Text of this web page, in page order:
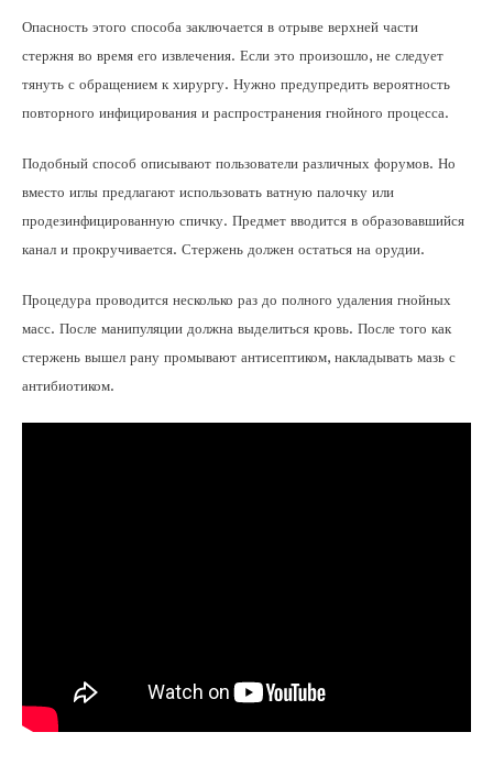
Опасность этого способа заключается в отрыве верхней части
стержня во время его извлечения. Если это произошло, не следует
тянуть с обращением к хирургу. Нужно предупредить вероятность
повторного инфицирования и распространения гнойного процесса.
Подобный способ описывают пользователи различных форумов. Но
вместо иглы предлагают использовать ватную палочку или
продезинфицированную спичку. Предмет вводится в образовавшийся
канал и прокручивается. Стержень должен остаться на орудии.
Процедура проводится несколько раз до полного удаления гнойных
масс. После манипуляции должна выделиться кровь. После того как
стержень вышел рану промывают антисептиком, накладывать мазь с
антибиотиком.